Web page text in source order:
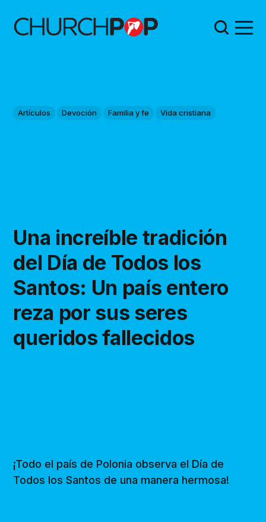
Artículos Devoción Familia y fe Vida cristiana
Una increíble tradición
del Día de Todos los
Santos: Un país entero
reza por sus seres
queridos fallecidos
¡Todo el país de Polonia observa el Día de
Todos los Santos de una manera hermosa!